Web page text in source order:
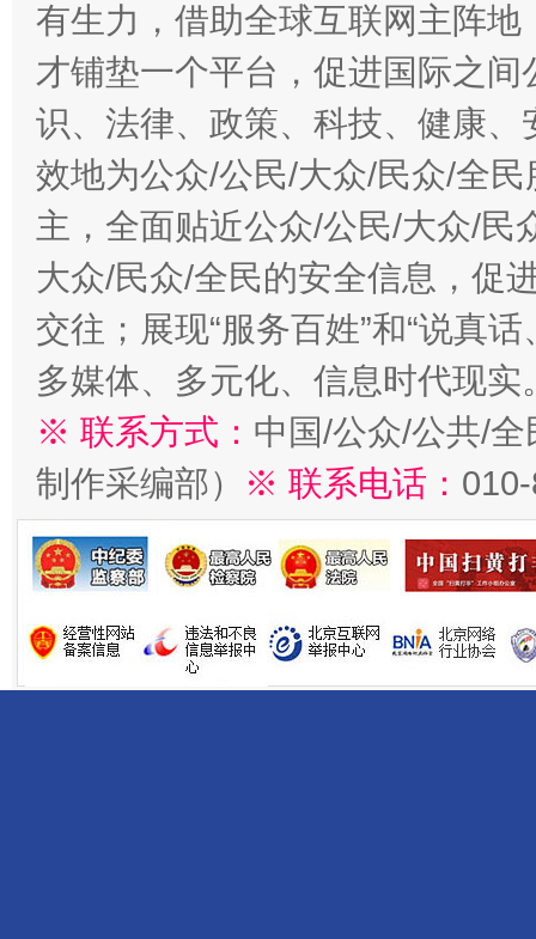
有生力，借助全球互联网主阵
才铺垫一个平台，促进国际之
识、法律、政策、科技、健康
效地为公众/公民/大众/民众/全
主，全面贴近公众/公民/大众/民
大众/民众/全民的安全信息，促
交往；展现“服务百姓”和“说真
多媒体、多元化、信息时代现实
※ 联系方式： 中国/公众/公共/
制作采编部）
※ 联系电话：